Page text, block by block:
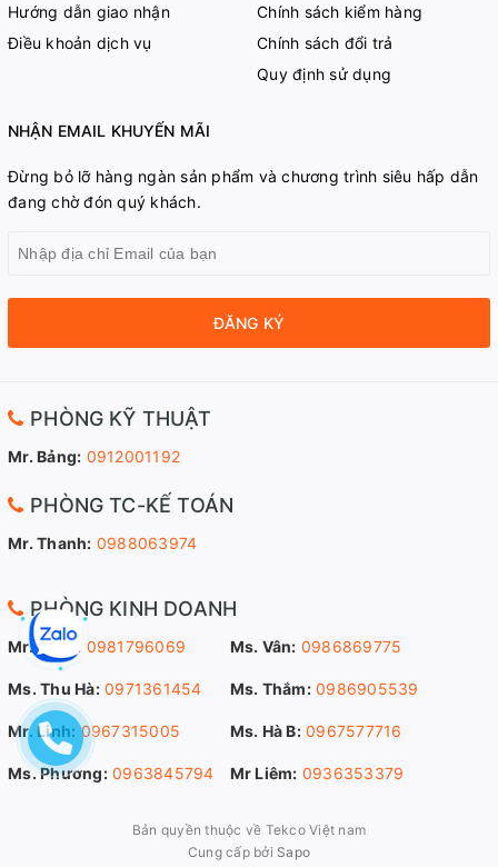
Hướng dẫn giao nhận
Điều khoản dịch vụ
Chính sách kiểm hàng
Chính sách đổi trả
Quy định sử dụng
NHẬN EMAIL KHUYẾN MÃI
Đừng bỏ lỡ hàng ngàn sản phẩm và chương trình siêu hấp dẫn
đang chờ đón quý khách.
ĐĂNG KÝ
PHÒNG KỸ THUẬT
Mr. Bảng: 0912001192
PHÒNG TC-KẾ TOÁN
Mr. Thanh: 0988063974
PHÒNG KINH DOANH
Mr. Sang: 0981796069 Ms. Vân: 0986869775
Ms. Thu Hà: 0971361454 Ms. Thắm: 0986905539
Mr. Linh: 0967315005 Ms. Hà B: 0967577716
Ms. Phương: 0963845794 Mr Liêm: 0936353379
Bản quyền thuộc về Tekco Việt nam
Cung cấp bởi Sapo